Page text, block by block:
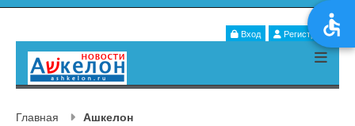
Вход Регистрация
Главная Ашкелон